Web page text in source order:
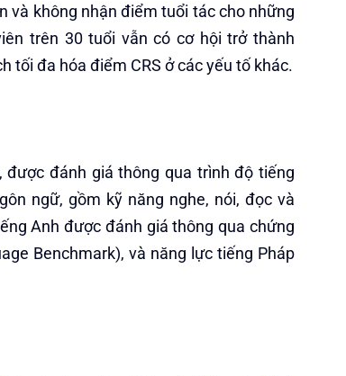
và không nhận điểm tuổi tác cho những
trên 30 tuổi vẫn có cơ hội trở thành
tối đa hóa điểm CRS ở các yếu tố khác.
đánh giá thông qua trình độ tiếng
ngữ, gồm kỹ năng nghe, nói, đọc và
Anh được đánh giá thông qua chứng
Benchmark), và năng lực tiếng Pháp